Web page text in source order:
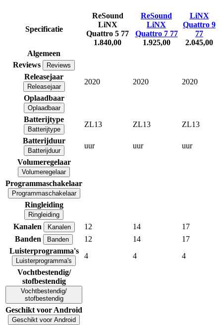
Specificatie
ReSound
LiNX
Quattro 5 77
1.840,00
ReSound
LiNX
Quattro 7 77
1.925,00
LiNX
Quattro 9
77
2.045,00
Algemeen
Reviews
Reviews
Releasejaar
Releasejaar
2020 2020
2020
Oplaadbaar
Oplaadbaar
Batterijtype
Batterijtype
ZL13 ZL13
ZL13
Batterijduur
Batterijduur
uur uur
uur
Volumeregelaar
Volumeregelaar
Programmaschakelaar
Programmaschakelaar
Ringleiding
Ringleiding
Kanalen Kanalen 12 14
17
Banden
Banden 12 14
17
Luisterprogramma's
Luisterprogramma's
4 4
4
Vochtbestendig/
stofbestendig
Vochtbestendig/
stofbestendig
Geschikt voor Android
Geschikt voor Android